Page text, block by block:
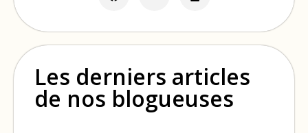
Les derniers articles
de nos blogueuses